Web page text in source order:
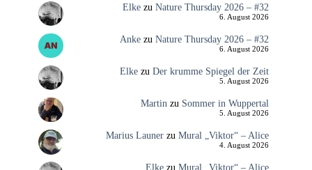
Elkezu Nature Thursday 2026 – #32
6. August 2026
Ankezu Nature Thursday 2026 – #32
6. August 2026
Elkezu Der krumme Spiegel der Zeit
5. August 2026
Martin zu Sommer in Wuppertal
5. August 2026
Marius Launerzu Mural „Viktor“ – Alice
4. August 2026
Elkezu Mural „Viktor“ – Alice